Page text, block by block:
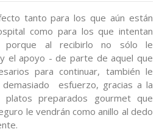
tanto para los que aún están
como para los que intentan
porque al recibirlo no sólo le
el apoyo - de parte de aquel que
para continuar, también le
demasiado esfuerzo, gracias a la
platos preparados gourmet que
le vendrán como anillo al dedo